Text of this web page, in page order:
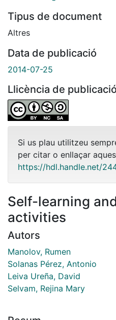
Tipus de document
Altres
Data de publicació
2014-07-25
Llicència de publicació
Si us plau utilitzeu
per citar o enllaçar
https://hdl.handle.net/
Self-learning
activities
Autors
Manolov, Rumen
Solanas Pérez, Antonio
Leiva Ureña, David
Selvam, Rejina Mary